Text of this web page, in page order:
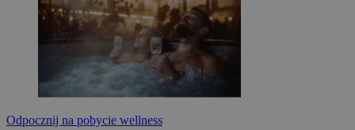
Odpocznij na pobycie wellness